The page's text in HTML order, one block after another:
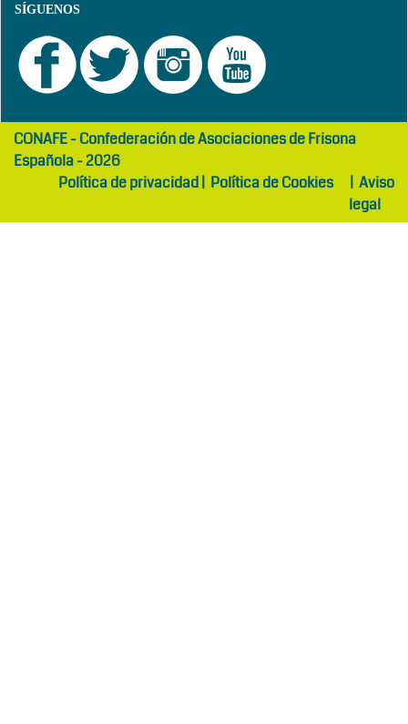
SÍGUENOS
girls
abaya
maltepe
otelCONAFE - Confederación de Asociaciones de Frisona
Española - 2026
Política de privacidad| Política de Cookies | Aviso
legal